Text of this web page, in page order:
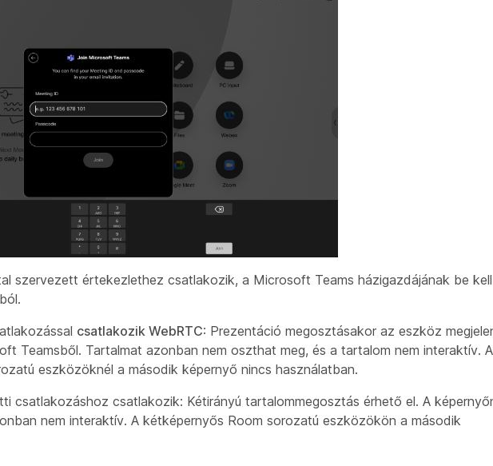
szervezett értekezlethez csatlakozik, a Microsoft Teams házigazdájának be kell
csatlakozik WebRTC: Prezentáció megosztásakor az eszköz
Teamsből. Tartalmat azonban nem oszthat meg, és a tartalom nem interaktív. A
eszközöknél a második képernyő nincs használatban.
csatlakozáshoz csatlakozik: Kétirányú tartalommegosztás érhető el. A
nem interaktív. A kétképernyős Room sorozatú eszközökön a második